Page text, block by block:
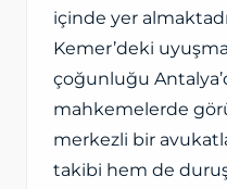
içinde yer
Kemer’deki
çoğunluğu
mahkemelerde
merkezli bir
takibi hem de